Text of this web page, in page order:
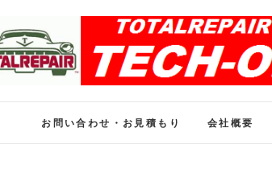
ール修理のト
お問い合わせ・お見積もり 会社概要